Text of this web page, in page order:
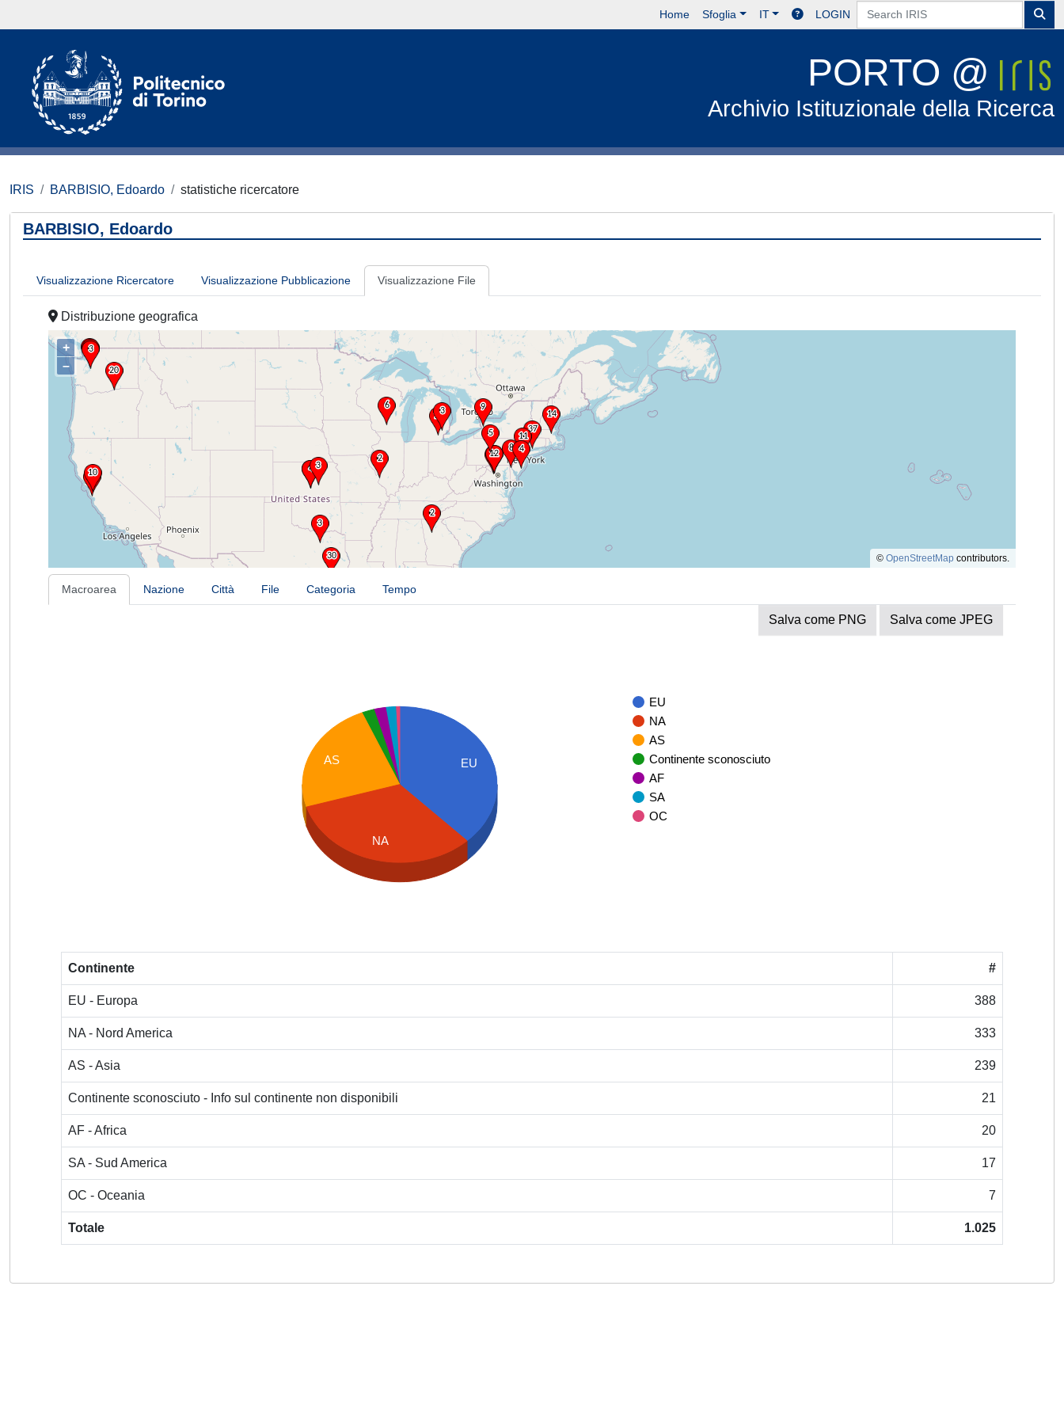
Home Sfoglia IT LOGIN
PORTO @
Archivio Istituzionale della Ricerca
IRIS BARBISIO, Edoardo statistiche ricercatore
BARBISIO, Edoardo
Visualizzazione Ricercatore Visualizzazione Pubblicazione Visualizzazione File
Distribuzione geografica
+
–
© OpenStreetMap contributors.
Macroarea Nazione Città File Categoria Tempo
Salva come PNG Salva come JPEG
EU
NA
AS
Continente sconosciuto
AF
SA
OC
EU
AS
NA
Continente #
EU - Europa 388
NA - Nord America 333
AS - Asia 239
Continente sconosciuto - Info sul continente non disponibili 21
AF - Africa 20
SA - Sud America 17
OC - Oceania 7
Totale 1.025